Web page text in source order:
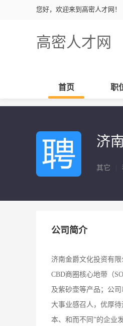
您好，欢迎来到高密人才网！
高密人才网
首页 职
济
其它
公司简介
济南金爵文化投资有
CBD商圈核心地带（
及紫砂壶等产品；公
大事业感召人，优厚
本、和而不同”的企业